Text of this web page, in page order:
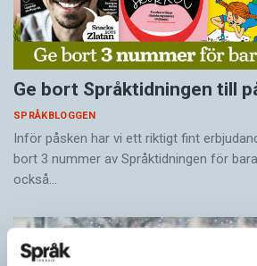
Ge bort Språktidningen till
SPRÅKBLOGGEN
Inför påsken har vi ett riktigt fint
bort 3 nummer av Språktidningen för
också…